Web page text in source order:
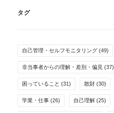
タグ
自己管理・セルフモニタリング (49)
非当事者からの理解・差別・偏見 (37)
困っていること (31) 散財 (30)
学業・仕事 (26) 自己理解 (25)